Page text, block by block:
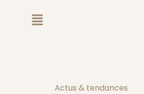
Actus & tendances